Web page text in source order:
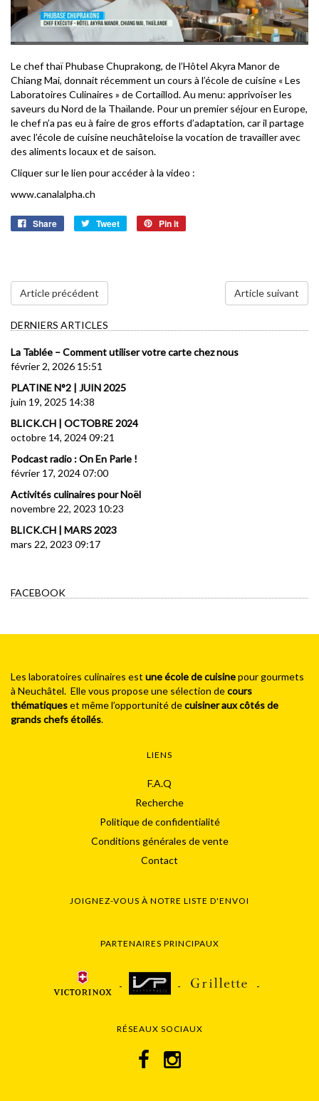
Le chef thaï Phubase Chuprakong, de l’Hôtel Akyra Manor de
Chiang Mai, donnait récemment un cours à l’école de cuisine « Les
Laboratoires Culinaires » de Cortaillod. Au menu: apprivoiser les
saveurs du Nord de la Thaïlande. Pour un premier séjour en Europe,
le chef n’a pas eu à faire de gros efforts d’adaptation, car il partage
avec l’école de cuisine neuchâteloise la vocation de travailler avec
des aliments locaux et de saison.
Cliquer sur le lien pour accéder à la video :
www.canalalpha.ch
Share Tweet Pin it
Article précédent Article suivant
DERNIERS ARTICLES
La Tablée – Comment utiliser votre carte chez nous
février 2, 2026 15:51
PLATINE N°2 | JUIN 2025
juin 19, 2025 14:38
BLICK.CH | OCTOBRE 2024
octobre 14, 2024 09:21
Podcast radio : On En Parle !
février 17, 2024 07:00
Activités culinaires pour Noël
novembre 22, 2023 10:23
BLICK.CH | MARS 2023
mars 22, 2023 09:17
FACEBOOK
Les laboratoires culinaires est une école de cuisinepour gourmets
à Neuchâtel. Elle vous propose une sélection decours
thématiqueset même l’opportunité decuisiner aux côtés de
grands chefs étoilés.
LIENS
F.A.Q
Recherche
Politique de confidentialité
Conditions générales de vente
Contact
JOIGNEZ-VOUS À NOTRE LISTE D'ENVOI
PARTENAIRES PRINCIPAUX
RÉSEAUX SOCIAUX